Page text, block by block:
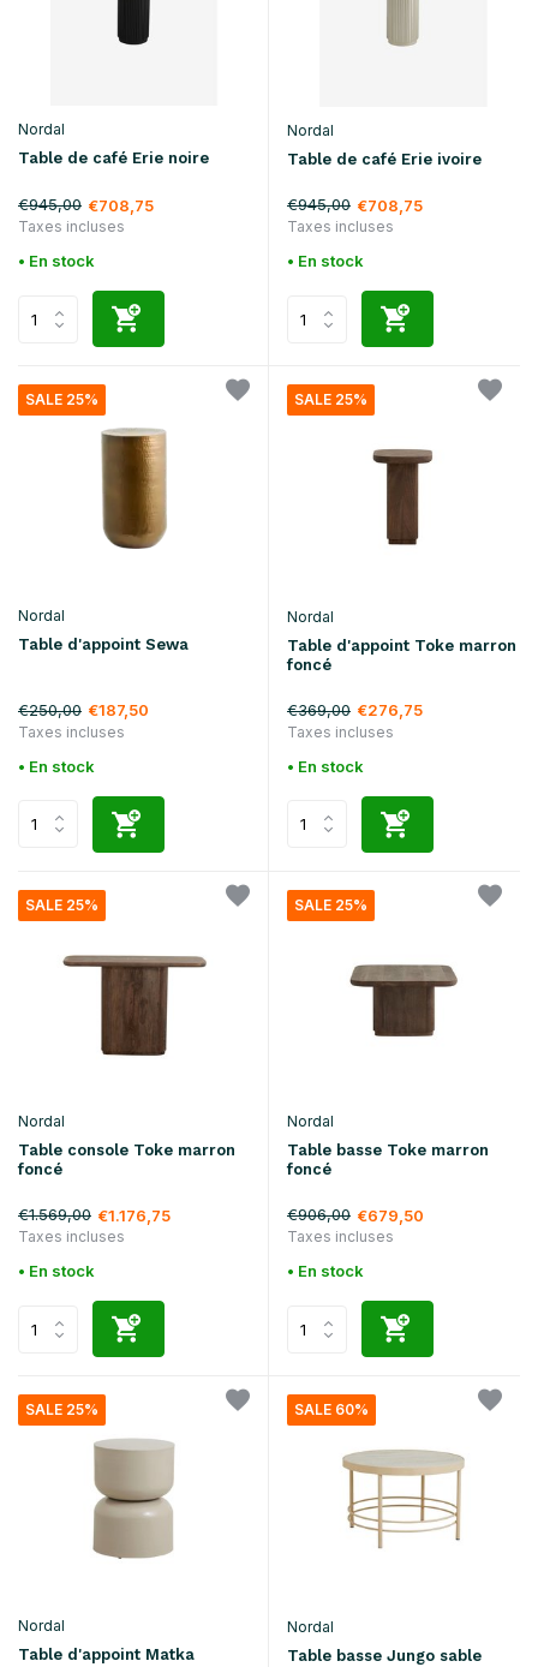
Nordal
Table de café Erie noire
€945,00 €708,75
Taxes incluses
• En stock
Nordal
Table de café Erie ivoire
€945,00 €708,75
Taxes incluses
• En stock
SALE 25%
Nordal
Table d'appoint Sewa
€250,00 €187,50
Taxes incluses
• En stock
SALE 25%
Nordal
Table d'appoint Toke marron
foncé
€369,00 €276,75
Taxes incluses
• En stock
SALE 25%
Nordal
Table console Toke marron
foncé
€1.569,00 €1.176,75
Taxes incluses
• En stock
SALE 25%
Nordal
Table basse Toke marron
foncé
€906,00 €679,50
Taxes incluses
• En stock
SALE 25%
Nordal
Table d'appoint Matka
SALE 60%
Nordal
Table basse Jungo sable